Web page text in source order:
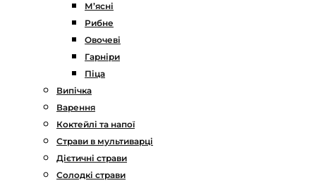
М’ясні
Рибне
Овочеві
Гарніри
Піца
Випічка
Варення
Коктейлі та напої
Страви в мультиварці
Дієтичні страви
Солодкі страви